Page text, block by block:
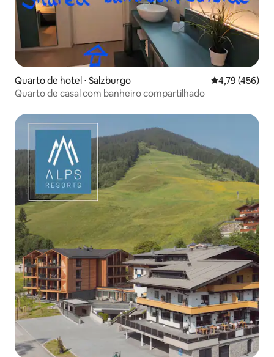
Quarto de hotel ⋅ Salzburgo 4,79 de uma
4,79 (456)
Quarto de casal com banheiro compartilhado